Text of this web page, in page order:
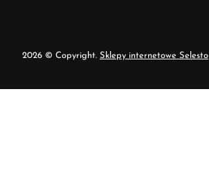
2026 © Copyright. Sklepy internetowe Selesto